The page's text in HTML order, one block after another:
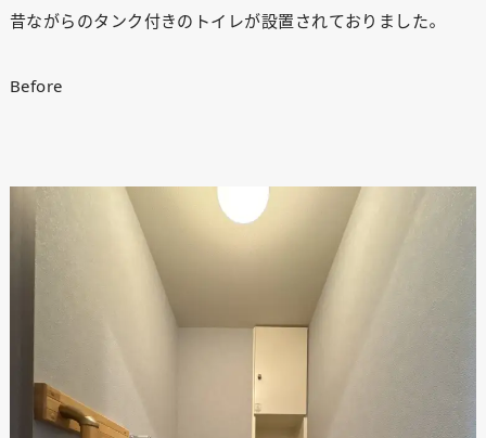
昔ながらのタンク付きのトイレが設置されておりました。
Before